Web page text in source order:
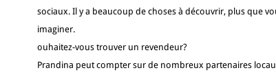
sociaux. Il y a beaucoup de choses à découvrir, plus que
imaginer.
ouhaitez-vous trouver un revendeur?
Prandina peut compter sur de nombreux partenaires